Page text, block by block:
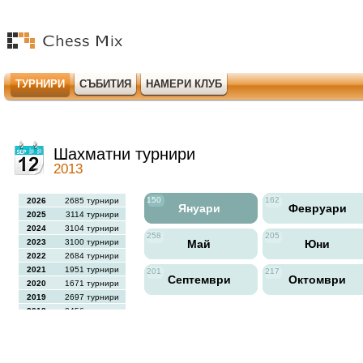
ТУРНИРИ СЪБИТИЯ НАМЕРИ КЛУБ
Шахматни турнири
2013
2026
2685 турнири
2025
3114 турнири
2024
3104 турнири
2023
3100 турнири
2022
2684 турнири
2021
1951 турнири
2020
1671 турнири
2019
2697 турнири
2018
2456 турнири
150
Януари
162
Февруари
258
Май
205
Юни
201
Септември
217
Октомври